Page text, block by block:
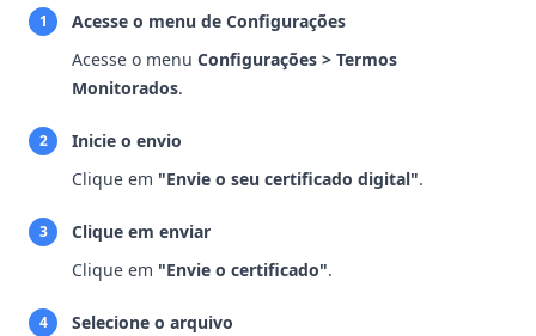
1
Acesse o menu de Configurações
Acesse o menu Configurações > Termos
Monitorados.
2
Inicie o envio
Clique em "Envie o seu certificado digital".
3
Clique em enviar
Clique em "Envie o certificado".
4
Selecione o arquivo